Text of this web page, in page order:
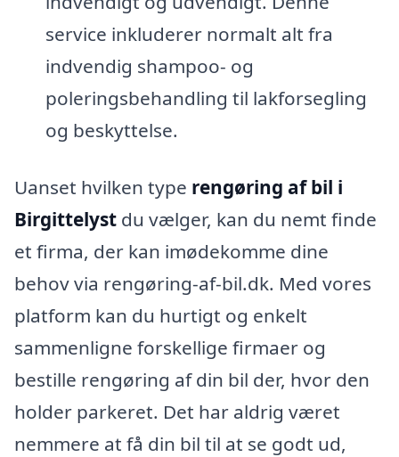
service inkluderer normalt alt fra
indvendig shampoo- og
poleringsbehandling til lakforsegling
og beskyttelse.
Uanset hvilken type rengøring af bil i
Birgittelyst du vælger, kan du nemt finde
et firma, der kan imødekomme dine
behov via rengøring-af-bil.dk. Med vores
platform kan du hurtigt og enkelt
sammenligne forskellige firmaer og
bestille rengøring af din bil der, hvor den
holder parkeret. Det har aldrig været
nemmere at få din bil til at se godt ud,